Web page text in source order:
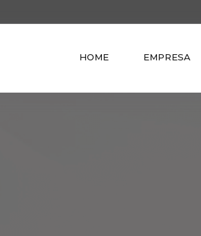
HOME EMPRESA